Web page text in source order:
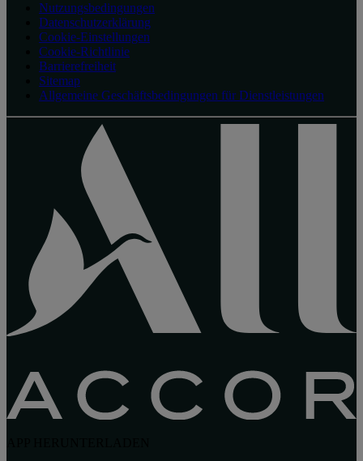
Nutzungsbedingungen
Datenschutzerklärung
Cookie-Einstellungen
Cookie-Richtlinie
Barrierefreiheit
Sitemap
Allgemeine Geschäftsbedingungen für Dienstleistungen